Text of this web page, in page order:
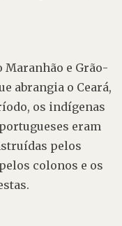
Maranhão e Grão-
abrangia o Ceará,
os indígenas
eram
pelos
colonos e os